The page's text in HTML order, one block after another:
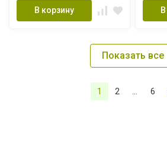
В корзину
Показать все
1 2 6